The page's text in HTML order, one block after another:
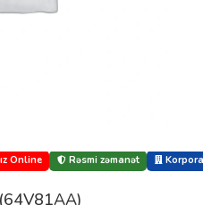
Online Rəsmi zəmanət